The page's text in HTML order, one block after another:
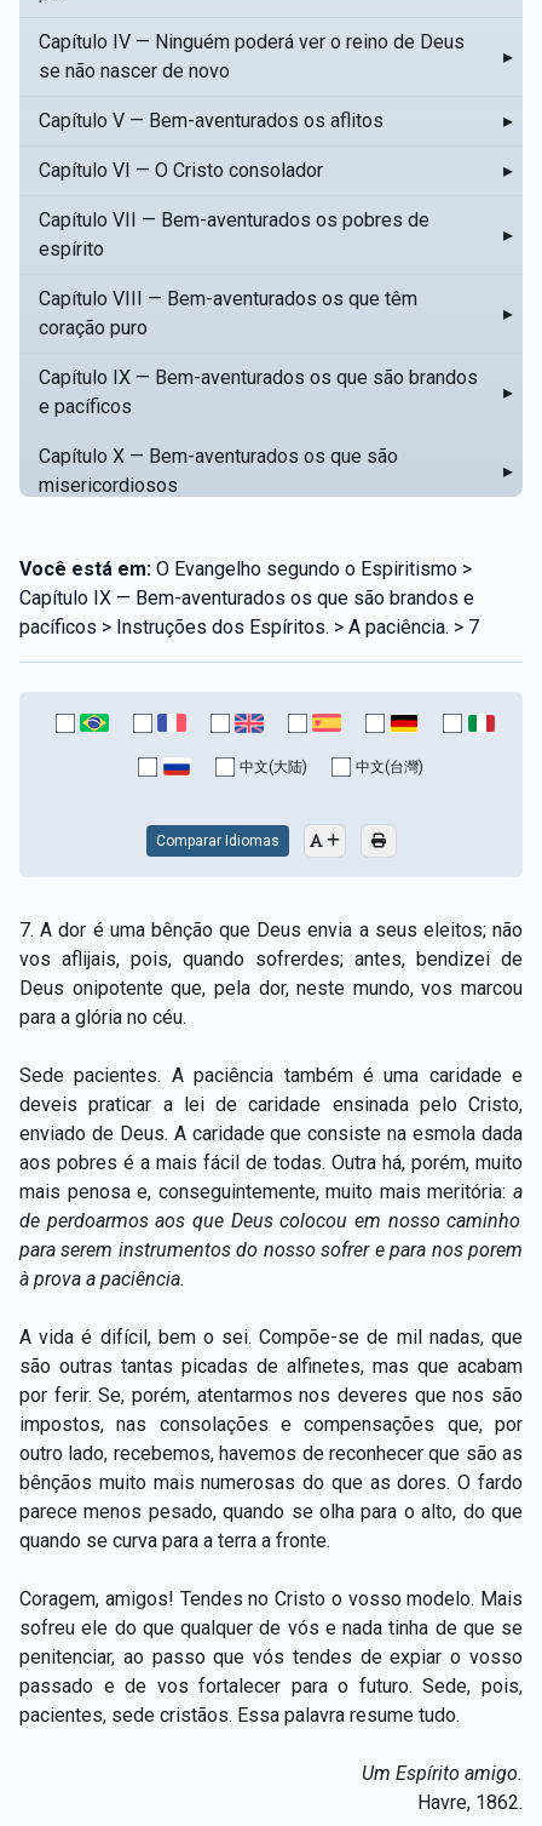
Capítulo IV — Ninguém poderá ver o reino de Deus
se não nascer de novo
▸
Capítulo V — Bem-aventurados os aflitos ▸
Capítulo VI — O Cristo consolador ▸
Capítulo VII — Bem-aventurados os pobres de
espírito
▸
Capítulo VIII — Bem-aventurados os que têm
coração puro
▸
Capítulo IX — Bem-aventurados os que são brandos
e pacíficos
▸
Capítulo X — Bem-aventurados os que são
misericordiosos
▸
Capítulo XII — Amai os vossos inimigos
Capítulo XIII — Não saiba a vossa mão esquerda o
que dê a vossa mão direita
Capítulo XIV — Honrai a vosso pai e a vossa mãe
Capítulo XV — Fora da caridade não há salvação
Capítulo XVIII — Muitos os chamados, poucos os
escolhidos
▸
Capítulo XIX — A fé transporta montanhas
Capítulo XX — Os trabalhadores da última hora
Capítulo XXI — Haverá falsos cristos e falsos
profetas
▸
Capítulo XXII — Não separareis o que Deus juntou ▸
Capítulo XXIII — Estranha moral ▸
Capítulo XXIV — Não ponhais a candeia debaixo do
alqueire
Capítulo XXV — Buscai e achareis ▸
Capítulo XXVI — Dai gratuitamente o que
gratuitamente recebestes
Capítulo XXVII — Pedi e obtereis ▸
Capítulo XXVIII — Coletânea de preces espíritas
Você está em: O Evangelho segundo o Espiritismo >
Capítulo IX — Bem-aventurados os que são brandos e
pacíficos > Instruções dos Espíritos. > A paciência. > 7
中文(大陆) 中文(台灣)
Comparar Idiomas
7. A dor é uma bênção que Deus envia a seus eleitos; não
vos aflijais, pois, quando sofrerdes; antes, bendizei de
Deus onipotente que, pela dor, neste mundo, vos marcou
para a glória no céu.
Sede pacientes. A paciência também é uma caridade e
deveis praticar a lei de caridade ensinada pelo Cristo,
enviado de Deus. A caridade que consiste na esmola dada
aos pobres é a mais fácil de todas. Outra há, porém, muito
mais penosa e, conseguintemente, muito mais meritória: a
de perdoarmos aos que Deus colocou em nosso caminho
para serem instrumentos do nosso sofrer e para nos porem
à prova a paciência.
A vida é difícil, bem o sei. Compõe-se de mil nadas, que
são outras tantas picadas de alfinetes, mas que acabam
por ferir. Se, porém, atentarmos nos deveres que nos são
impostos, nas consolações e compensações que, por
outro lado, recebemos, havemos de reconhecer que são as
bênçãos muito mais numerosas do que as dores. O fardo
parece menos pesado, quando se olha para o alto, do que
quando se curva para a terra a fronte.
Coragem, amigos! Tendes no Cristo o vosso modelo. Mais
sofreu ele do que qualquer de vós e nada tinha de que se
penitenciar, ao passo que vós tendes de expiar o vosso
passado e de vos fortalecer para o futuro. Sede, pois,
pacientes, sede cristãos. Essa palavra resume tudo.
Um Espírito amigo.
Havre, 1862.